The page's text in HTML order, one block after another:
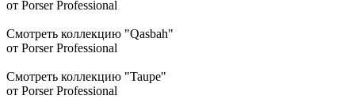
от Porser Professional
Смотреть коллекцию "Qasbah"
от Porser Professional
Смотреть коллекцию "Taupe"
от Porser Professional